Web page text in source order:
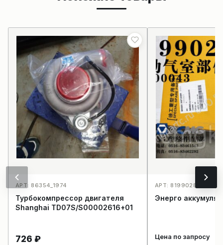
АРТ: 86354_1974
Турбокомпрессор двигателя
Shanghai TD07S/S00002616+01
726 ₽
АРТ:
Энерго
Цена по запросу